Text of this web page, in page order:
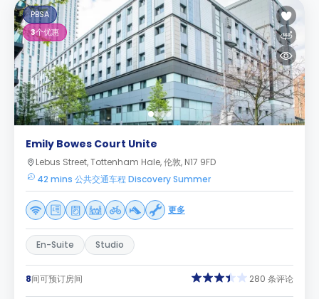
PBSA
3个优惠
Emily Bowes Court Unite
Lebus Street, Tottenham Hale, 伦敦, N17 9FD
42 mins 公共交通车程 Discovery Summer
更多
En-Suite Studio
8间可预订房间 280 条评论